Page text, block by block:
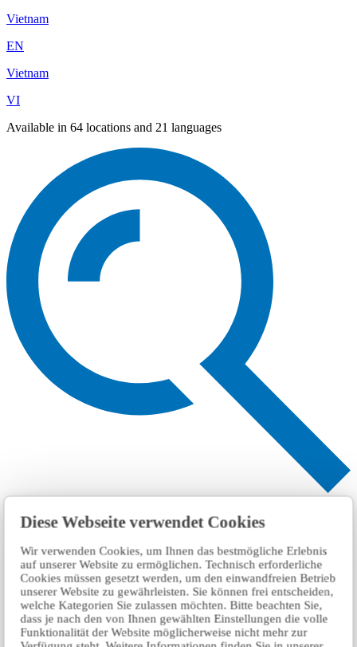
Diese Webseite verwendet Cookies
Wir verwenden Cookies, um Ihnen das bestmögliche Erlebnis
auf unserer Website zu ermöglichen. Technisch erforderliche
Cookies müssen gesetzt werden, um den einwandfreien Betrieb
unserer Website zu gewährleisten. Sie können frei entscheiden,
welche Kategorien Sie zulassen möchten. Bitte beachten Sie,
dass je nach den von Ihnen gewählten Einstellungen die volle
Funktionalität der Website möglicherweise nicht mehr zur
Vietnam
EN
Vietnam
VI
Available in 64 locations and 21 languages